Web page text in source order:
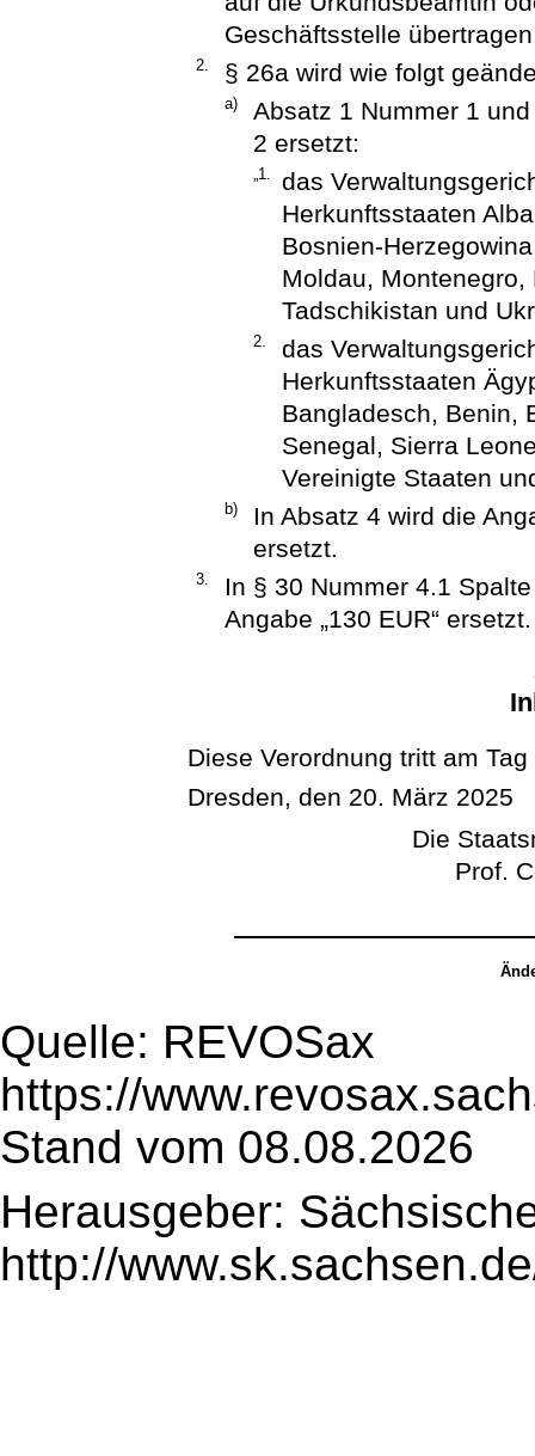
Geschäftsstelle
2. § 26a wird wie folgt
a)
Absatz 1 Nummer 1
2 ersetzt:
„1.
das
Herkunftsstaaten
Bosnien-
Moldau,
Tadschikistan und
2.
das
Herkunftsstaaten
Bangladesch, Benin,
Senegal, Sierra
Vereinigte Staaten
b)
In Absatz 4 wird die
ersetzt.
3.
In § 30 Nummer 4.1
Angabe „130 EUR“ ersetzt.
Diese Verordnung tritt am
Dresden, den 20. März 2025
Die
Prof.
Quelle: REVOSax
https://
Stand vom 08.08.2026
Herausgeber:
http://